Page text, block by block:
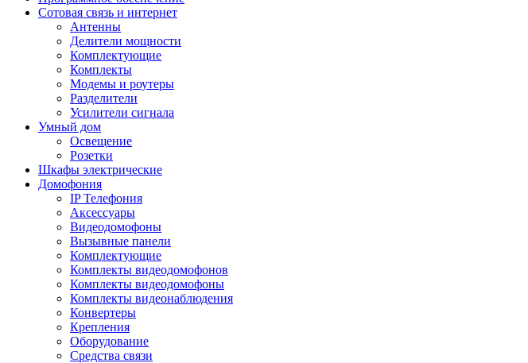
Сотовая связь и интернет
Антенны
Делители мощности
Комплектующие
Комплекты
Модемы и роутеры
Разделители
Усилители сигнала
Умный дом
Освещение
Розетки
Шкафы электрические
Домофония
IP Телефония
Аксессуары
Видеодомофоны
Вызывные панели
Комплектующие
Комплекты видеодомофонов
Комплекты видеодомофоны
Комплекты видеонаблюдения
Конвертеры
Крепления
Оборудование
Средства связи